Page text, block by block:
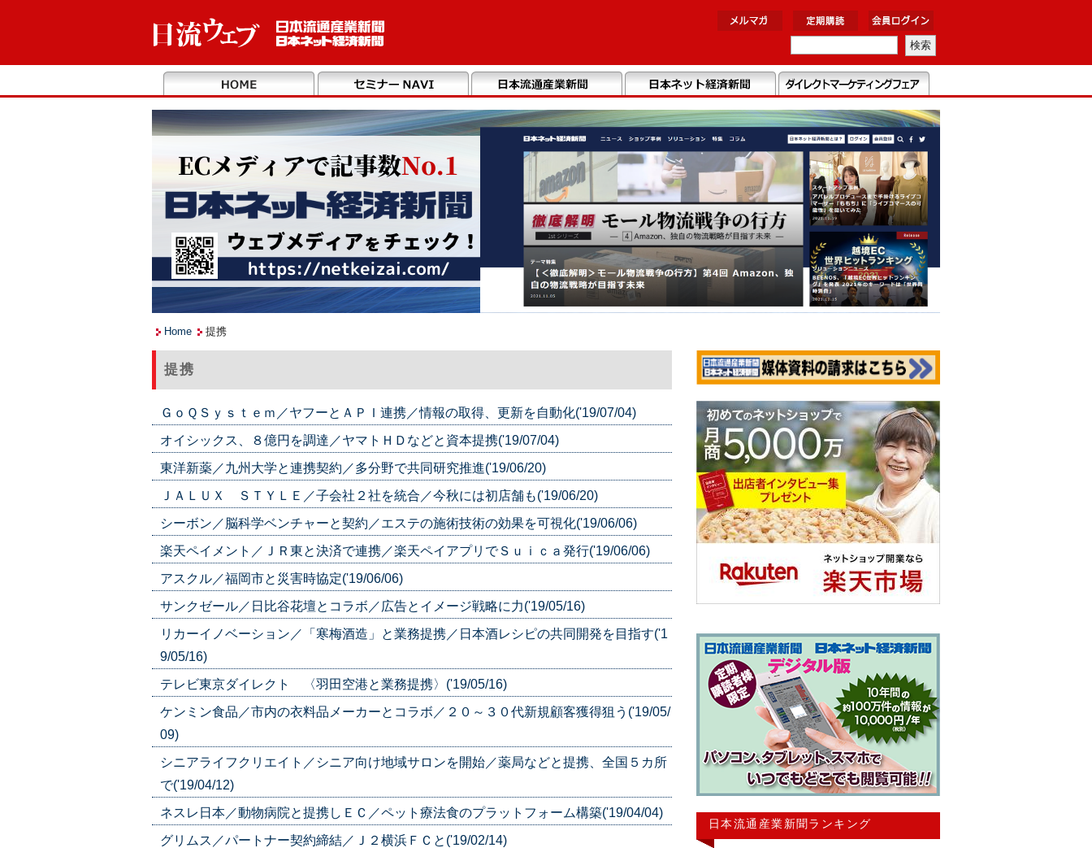
Home 提携
提携
ＧｏＱＳｙｓｔｅｍ／ヤフーとＡＰＩ連携／情報の取得、更新を自動化('19/07/04)
オイシックス、８億円を調達／ヤマトＨＤなどと資本提携('19/07/04)
東洋新薬／九州大学と連携契約／多分野で共同研究推進('19/06/20)
ＪＡＬＵＸ ＳＴＹＬＥ／子会社２社を統合／今秋には初店舗も('19/06/20)
シーボン／脳科学ベンチャーと契約／エステの施術技術の効果を可視化('19/06/06)
楽天ペイメント／ＪＲ東と決済で連携／楽天ペイアプリでＳｕｉｃａ発行('19/06/06)
アスクル／福岡市と災害時協定('19/06/06)
サンクゼール／日比谷花壇とコラボ／広告とイメージ戦略に力('19/05/16)
リカーイノベーション／「寒梅酒造」と業務提携／日本酒レシピの共同開発を目指す('1
9/05/16)
テレビ東京ダイレクト 〈羽田空港と業務提携〉('19/05/16)
ケンミン食品／市内の衣料品メーカーとコラボ／２０～３０代新規顧客獲得狙う('19/05/
09)
シニアライフクリエイト／シニア向け地域サロンを開始／薬局などと提携、全国５カ所
で('19/04/12)
ネスレ日本／動物病院と提携しＥＣ／ペット療法食のプラットフォーム構築('19/04/04)
グリムス／パートナー契約締結／Ｊ２横浜ＦＣと('19/02/14)
日本流通産業新聞ランキング